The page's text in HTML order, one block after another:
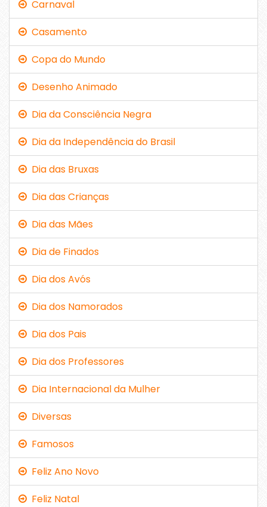
Carnaval
Casamento
Copa do Mundo
Desenho Animado
Dia da Consciência Negra
Dia da Independência do Brasil
Dia das Bruxas
Dia das Crianças
Dia das Mães
Dia de Finados
Dia dos Avós
Dia dos Namorados
Dia dos Pais
Dia dos Professores
Dia Internacional da Mulher
Diversas
Famosos
Feliz Ano Novo
Feliz Natal